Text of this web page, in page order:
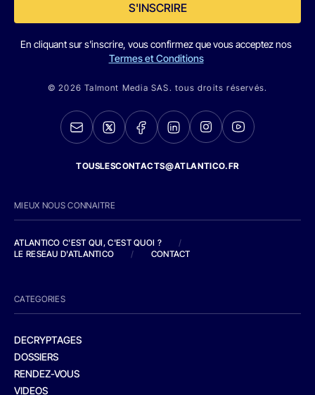
S'INSCRIRE
En cliquant sur s'inscrire, vous confirmez que vous acceptez nos
Termes et Conditions
© 2026 Talmont Media SAS. tous droits réservés.
TOUSLESCONTACTS@ATLANTICO.FR
MIEUX NOUS CONNAITRE
ATLANTICO C'EST QUI, C'EST QUOI ?
/
LE RESEAU D'ATLANTICO
/ CONTACT
CATEGORIES
DECRYPTAGES
DOSSIERS
RENDEZ-VOUS
VIDEOS